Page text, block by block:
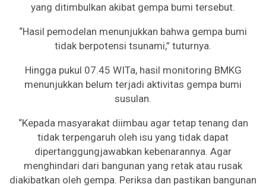
yang ditimbulkan akibat gempa bumi tersebut.
“Hasil pemodelan menunjukkan bahwa gempa bumi
tidak berpotensi tsunami,” tuturnya.
Hingga pukul 07.45 WITa, hasil monitoring BMKG
menunjukkan belum terjadi aktivitas gempa bumi
susulan.
“Kepada masyarakat diimbau agar tetap tenang dan
tidak terpengaruh oleh isu yang tidak dapat
dipertanggungjawabkan kebenarannya. Agar
menghindari dari bangunan yang retak atau rusak
diakibatkan oleh gempa. Periksa dan pastikan bangunan